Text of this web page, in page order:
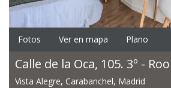
Fotos Ver en mapa Plano
Calle de la Oca, 105. 3º -
Vista Alegre, Carabanchel, Madrid